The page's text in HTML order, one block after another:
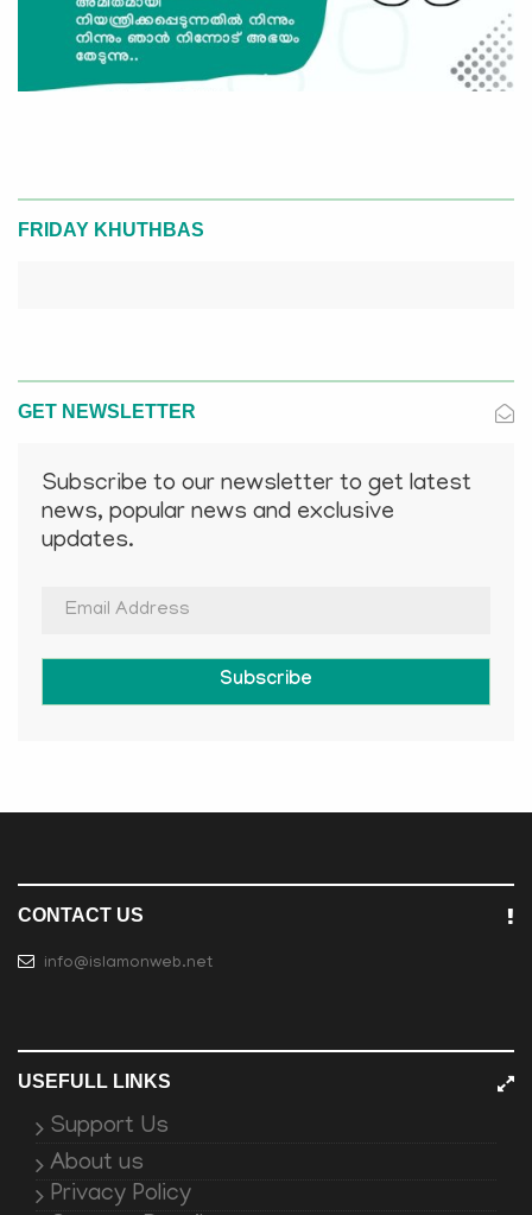
FRIDAY KHUTHBAS
GET NEWSLETTER
Subscribe to our newsletter to get latest
news, popular news and exclusive
updates.
Subscribe
CONTACT US
info@islamonweb.net
USEFULL LINKS
Support Us
About us
Privacy Policy